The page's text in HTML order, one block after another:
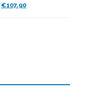
Il
€107.90Il